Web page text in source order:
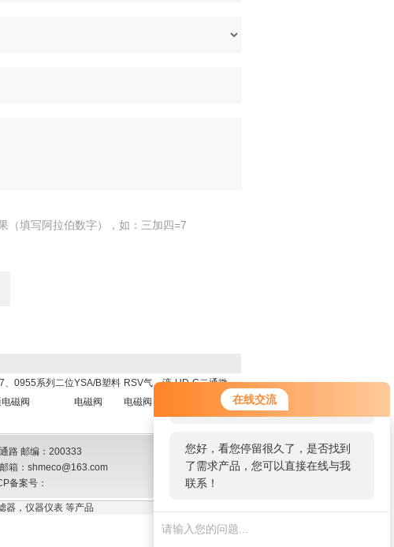
在线交流
您好！欢迎前来咨询，很高兴为您
服务，请问您要咨询什么问题呢？
您好，看您停留很久了，是否找到
了需求产品，您可以直接在线与我
联系！
（填写阿拉伯数字），如：三加四=7
、0955系列二位
磁阀
YSA/B塑料
电磁阀
RSV气、液
电磁阀
UD-C二通微
路 邮编：200333
箱： shmeco@163.com
备案号：
器，仪器仪表 等产品